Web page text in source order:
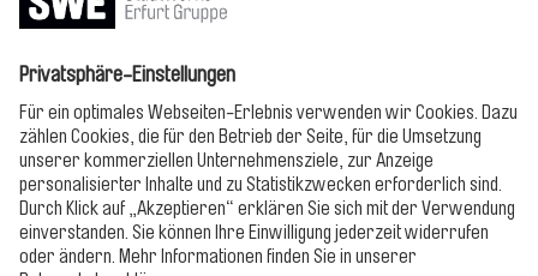
Jetzt lesen!
Bitte folgen!